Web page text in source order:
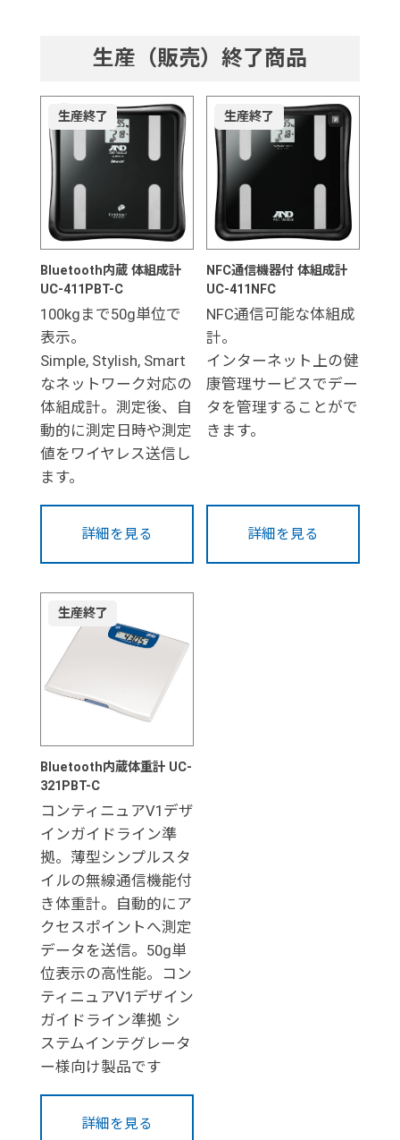
生産（販売）終了商品
生産終了
Bluetooth内蔵 体組成計
UC-411PBT-C
100kgまで50g単位で
表示。
Simple, Stylish, Smart
なネットワーク対応の
体組成計。測定後、自
動的に測定日時や測定
値をワイヤレス送信し
ます。
詳細を見る
生産終了
NFC通信機器付 体組成計
UC-411NFC
NFC通信可能な体組成
計。
インターネット上の健
康管理サービスでデー
タを管理することがで
きます。
詳細を見る
生産終了
Bluetooth内蔵体重計 UC-
321PBT-C
コンティニュアV1デザ
インガイドライン準
拠。薄型シンプルスタ
イルの無線通信機能付
き体重計。自動的にア
クセスポイントへ測定
データを送信。50g単
位表示の高性能。コン
ティニュアV1デザイン
ガイドライン準拠 シ
ステムインテグレータ
ー様向け製品です
詳細を見る